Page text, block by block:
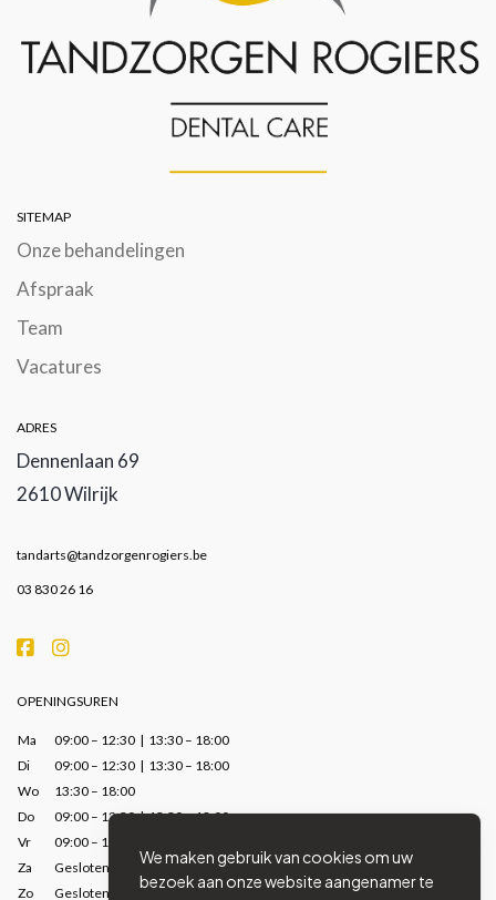
We maken gebruik van cookies om uw
bezoek aan onze website aangenamer te
SITEMAP
Onze behandelingen
Afspraak
Team
Vacatures
ADRES
Dennenlaan 69
2610 Wilrijk
tandarts@tandzorgenrogiers.be
03 830 26 16
OPENINGSUREN
Ma
09:00 – 12:30 | 13:30 – 18:00
Di
09:00 – 12:30 | 13:30 – 18:00
Wo
13:30 – 18:00
Do
09:00 – 12:30 | 13:30 – 18:00
Vr
09:00 – 12:30 | 13:30 – 17:00
Za
Gesloten
Zo
Gesloten